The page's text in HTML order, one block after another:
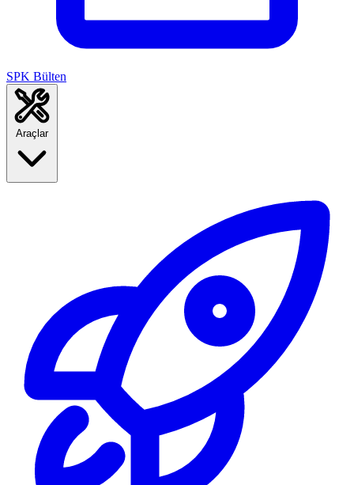
SPK Bülten
Araçlar